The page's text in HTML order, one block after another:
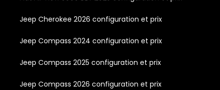
Jeep Cherokee 2026 configuration et prix
Jeep Compass 2024 configuration et prix
Jeep Compass 2025 configuration et prix
Jeep Compass 2026 configuration et prix